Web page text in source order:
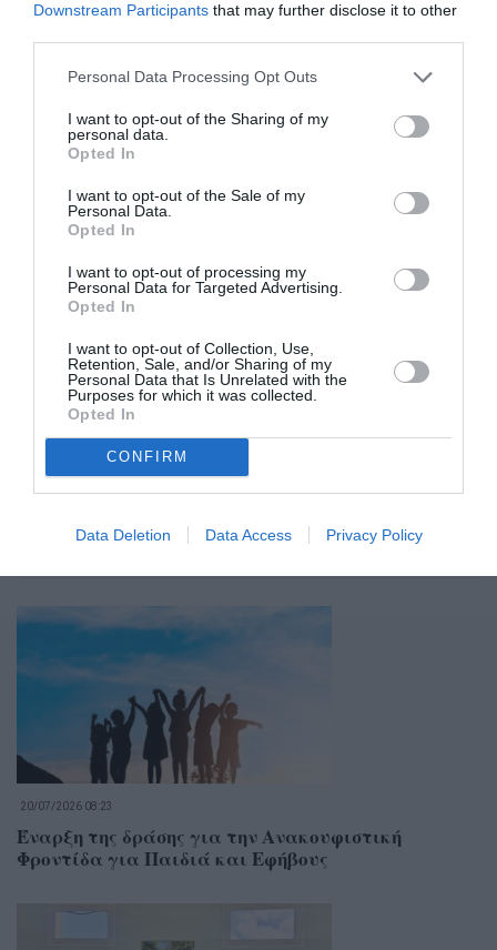
Downstream Participants that may further disclose it to other
Personal Data Processing Opt Outs
I want to opt-out of the Sharing of my
personal data.
Opted In
I want to opt-out of the Sale of my
Personal Data.
Opted In
I want to opt-out of processing my
Personal Data for Targeted Advertising.
Opted In
I want to opt-out of Collection, Use,
Retention, Sale, and/or Sharing of my
Personal Data that Is Unrelated with the
Purposes for which it was collected.
Opted In
CONFIRM
Data Deletion Data Access Privacy Policy
20/07/2026 08:23
Έναρξη της δράσης για την Ανακουφιστική
Φροντίδα για Παιδιά και Εφήβους